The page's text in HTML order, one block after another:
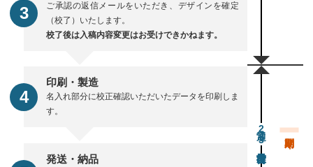
ご承認の返信メールをいただき、デザインを確定
（校了）いたします。
校了後は入稿内容変更はお受けできかねます。
印刷・製造
名入れ部分に校正確認いただいたデータを印刷しま
す。
発送・納品
通常23営業日後出荷